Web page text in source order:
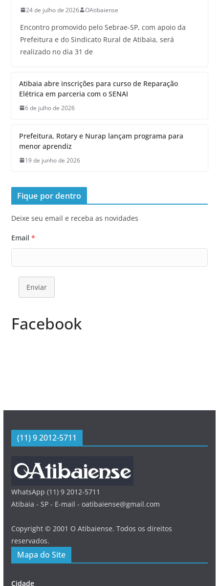
24 de julho de 2026 OAtibaiense
Encontro promovido pelo Sebrae-SP, com apoio da
Prefeitura e do Sindicato Rural de Atibaia, será
realizado no dia 31 de
Atibaia abre inscrições para curso de Reparação
Elétrica em parceria com o SENAI
6 de julho de 2026
Prefeitura, Rotary e Nurap lançam programa para
menor aprendiz
19 de junho de 2026
Fique por dentro
Deixe seu email e receba as novidades
Email *
Enviar
Facebook
(11) 9 2012-5711
WhatsApp (11) 9 2012-5711
Atibaia - SP - E-mail - oatibaiense@gmail.com
Copyright © 2001 O Atibaiense. Todos os direitos
reservados.
Mapa do Site
Cidade